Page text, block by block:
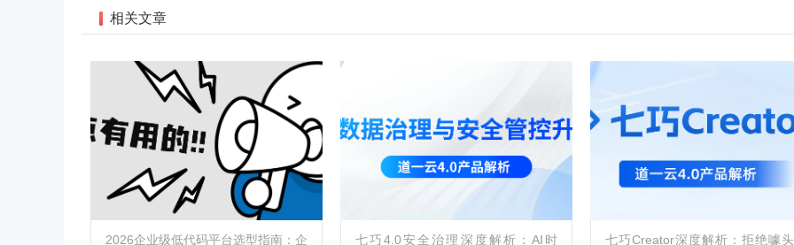
相关文章
2026企业级低代码平台选型指南：企 七巧4.0安全治理深度解析：AI时 七巧Creator深度解析：拒绝噱